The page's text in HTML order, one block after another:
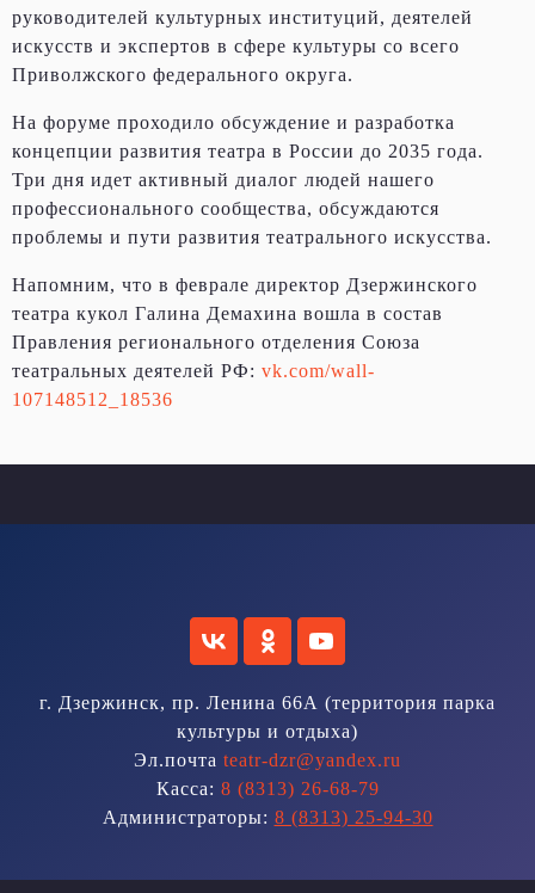
руководителей культурных институций, деятелей
искусств и экспертов в сфере культуры со всего
Приволжского федерального округа.
На форуме проходило обсуждение и разработка
концепции развития театра в России до 2035 года.
Три дня идет активный диалог людей нашего
профессионального сообщества, обсуждаются
проблемы и пути развития театрального искусства.
Напомним, что в феврале директор Дзержинского
театра кукол Галина Демахина вошла в состав
Правления регионального отделения Союза
театральных деятелей РФ: vk.com/wall-
107148512_18536
г. Дзержинск, пр. Ленина 66А (территория парка
культуры и отдыха)
Эл.почта teatr-dzr@yandex.ru
Касса: 8 (8313) 26-68-79
Администраторы: 8 (8313) 25-94-30